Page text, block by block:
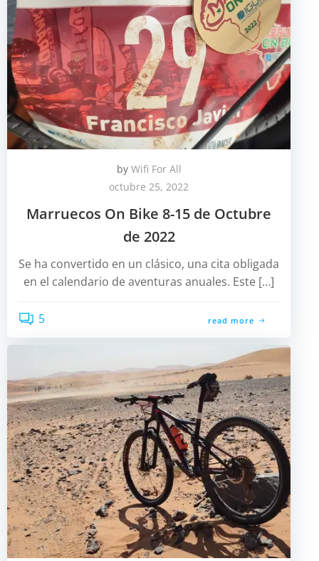
by Wifi For All
octubre 25, 2022
Marruecos On Bike 8-15 de Octubre
de 2022
Se ha convertido en un clásico, una cita obligada
en el calendario de aventuras anuales. Este […]
5 read more